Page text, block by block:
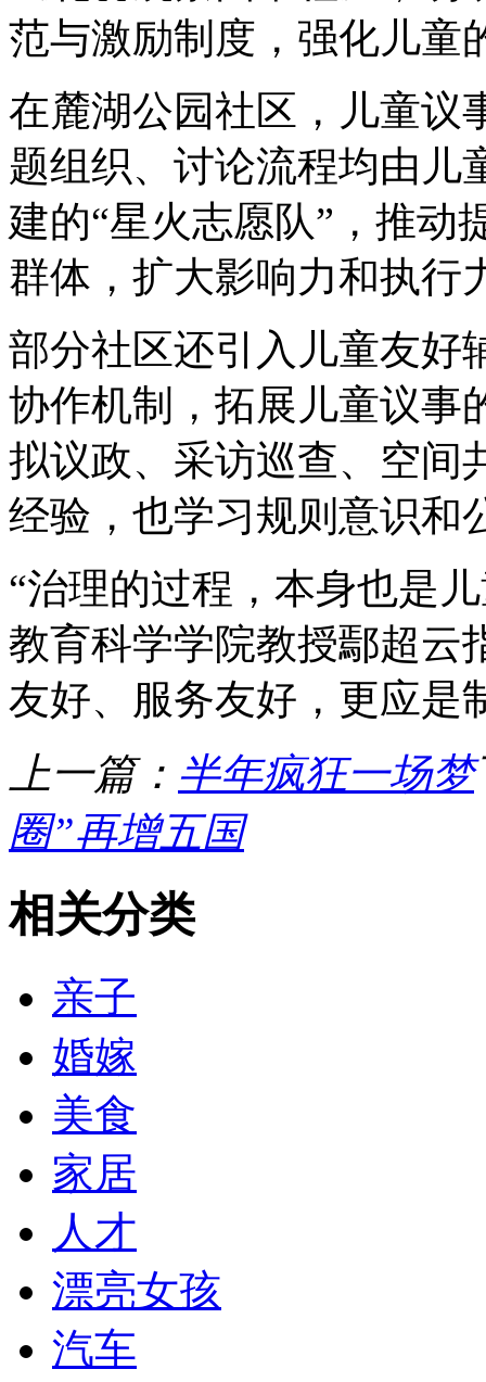
范与激励制度，强化儿童
在麓湖公园社区，儿童议
题组织、讨论流程均由儿
建的“星火志愿队”，推动
群体，扩大影响力和执行
部分社区还引入儿童友好
协作机制，拓展儿童议事
拟议政、采访巡查、空间
经验，也学习规则意识和
“治理的过程，本身也是
教育科学学院教授鄢超云
友好、服务友好，更应是
上一篇： 半年疯狂一场梦
圈”再增五国
相关分类
亲子
婚嫁
美食
家居
人才
漂亮女孩
汽车